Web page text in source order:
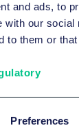
and ads, to
with our
to them or
Preferences